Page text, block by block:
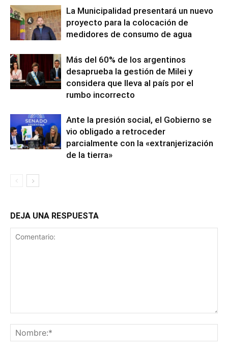
La Municipalidad presentará un nuevo
proyecto para la colocación de
medidores de consumo de agua
Más del 60% de los argentinos
desaprueba la gestión de Milei y
considera que lleva al país por el
rumbo incorrecto
Ante la presión social, el Gobierno se
vio obligado a retroceder
parcialmente con la «extranjerización
de la tierra»
DEJA UNA RESPUESTA